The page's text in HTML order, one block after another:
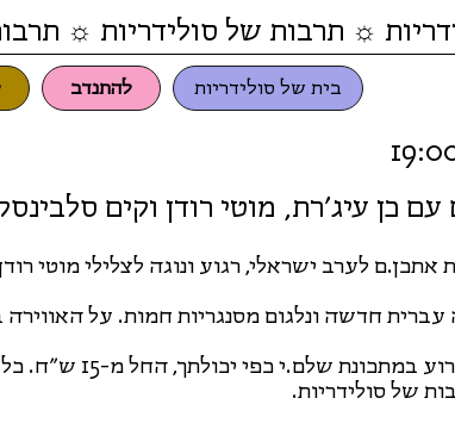
בית של סולידריות להתנדב
☼ תרבות של סולידריות ☼
כן עיג׳רת, מוטי רודן וקים
אתכן.ם לערב ישראלי, רגוע ונוגה לצלילי מוטי
עברית חדשה ונלגום מסנגריות חמות. על האווירה
התשלום לאירוע
של סולידריות.